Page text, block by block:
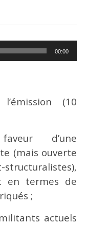
00:00
(10
d’une
(mais ouverte
en termes de
;
actuels